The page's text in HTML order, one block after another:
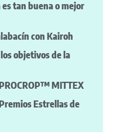
es tan buena o mejor
con Kairoh
objetivos de la
MITTEX
Estrellas de